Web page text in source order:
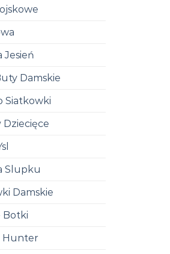
Jesień
Damskie
Siatkowki
Dziecięce
Slupku
Damskie
Botki
Hunter